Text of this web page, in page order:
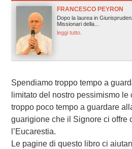
FRANCESCO PEYRON
Dopo la laurea in
Missionari della...
leggi tutto.
Spendiamo troppo tempo a
limitato del nostro pessimismo
troppo poco tempo a guardare
guarigione che il Signore ci offre
l’Eucarestia.
Le pagine di questo libro ci